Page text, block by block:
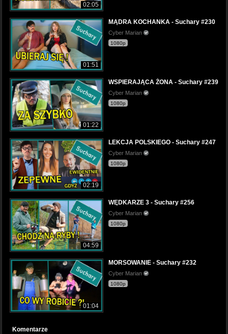
02:05
01:51
MĄDRA KOCHANKA - Suchary #230
Cyber Marian
1080p
01:22
WSPIERAJĄCA ŻONA - Suchary #239
Cyber Marian
1080p
02:19
LEKCJA POLSKIEGO - Suchary #247
Cyber Marian
1080p
04:59
WĘDKARZE 3 - Suchary #256
Cyber Marian
1080p
01:04
MORSOWANIE - Suchary #232
Cyber Marian
1080p
Komentarze